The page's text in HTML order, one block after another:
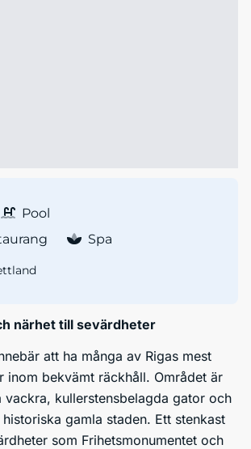
Pool
Spa
närhet till sevärdheter
att ha många av Rigas mest
inom bekvämt räckhåll. Området är
kullerstensbelagda gator och
gamla staden. Ett stenkast
som Frihetsmonumentet och